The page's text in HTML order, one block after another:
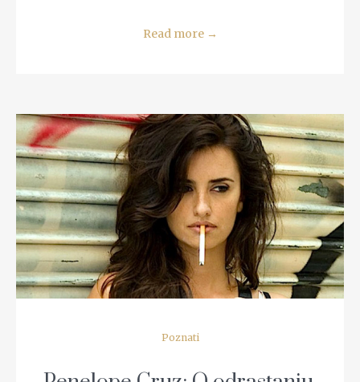
Read more →
READ MORE
Poznati